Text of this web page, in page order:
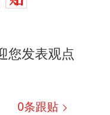
您发表观点
0条跟贴